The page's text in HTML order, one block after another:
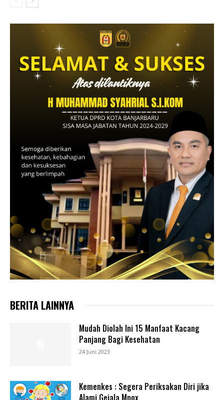
BERITA LAINNYA
Mudah Diolah Ini 15 Manfaat Kacang
Panjang Bagi Kesehatan
24 Juni 2023
Kemenkes : Segera Periksakan Diri jika
Alami Gejala Mpox